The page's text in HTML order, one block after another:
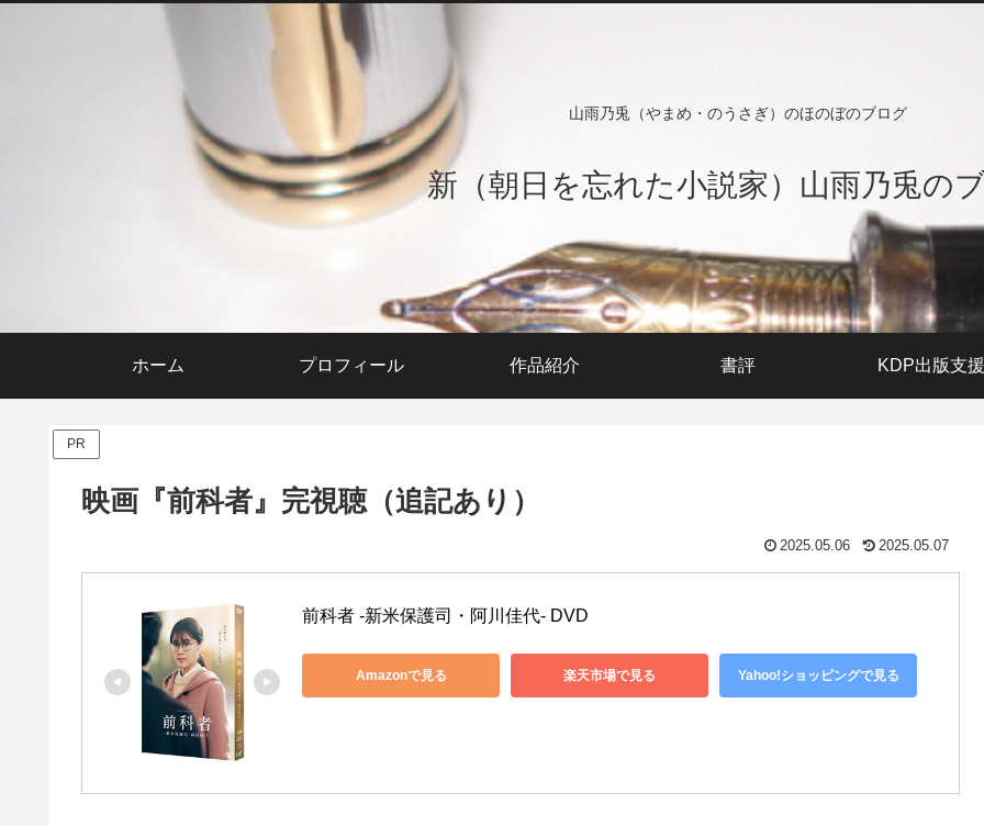
山雨乃兎（やまめ・のうさぎ）のほのぼのブログ
新（朝日を忘れた小説家）山雨乃兎の
ホーム プロフィール 作品紹介 書評 KDP出版支援
PR
映画『前科者』完視聴（追記あり）
2025.05.06 2025.05.07
前科者 -新米保護司・阿川佳代- DVD
Amazonで見る 楽天市場で見る Yahoo!ショッピングで見る